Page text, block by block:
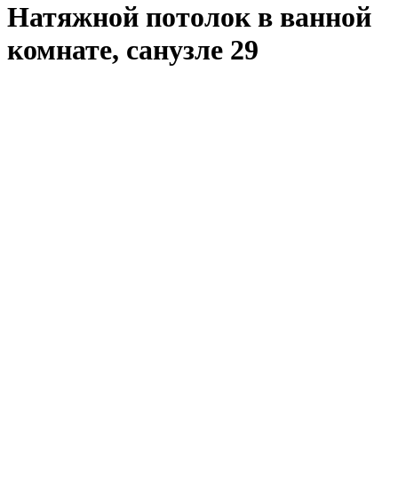
Натяжной потолок в ванной
комнате, санузле 29